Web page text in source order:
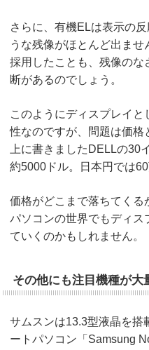
さらに、有機ELは表示の
うな残像がほとんど出ま
採用したことも、残像のな
断があるのでしょう。
このようにディスプレイ
性なのですが、問題は価格
上に書きましたDELLの30
約5000ドル。日本円では
価格がどこまで落ちてくる
パソコンの世界でもディス
ていくのかもしれません。
その他にも注目機種が大
サムスンは13.3型液晶を搭
ートパソコン「Samsung